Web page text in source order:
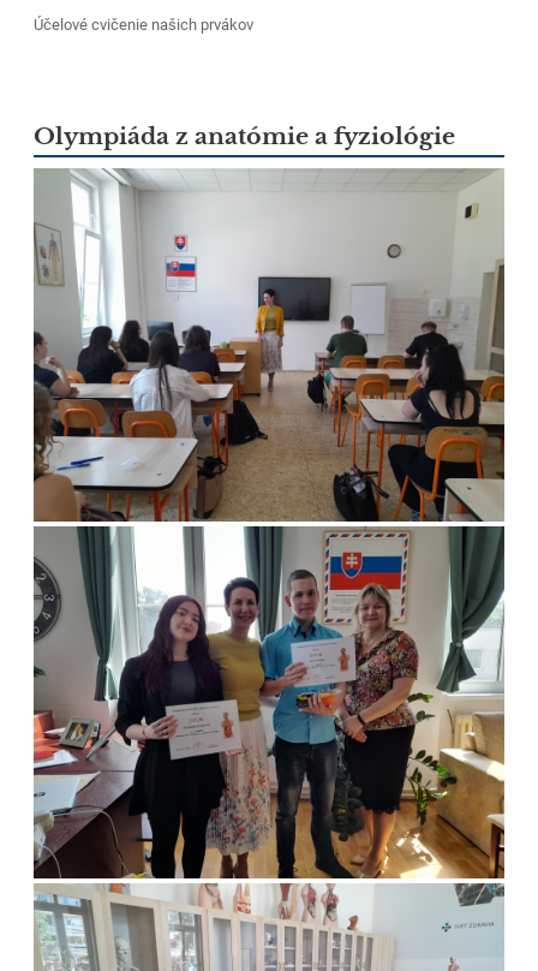
Účelové cvičenie našich prvákov
Olympiáda z anatómie a fyziológie